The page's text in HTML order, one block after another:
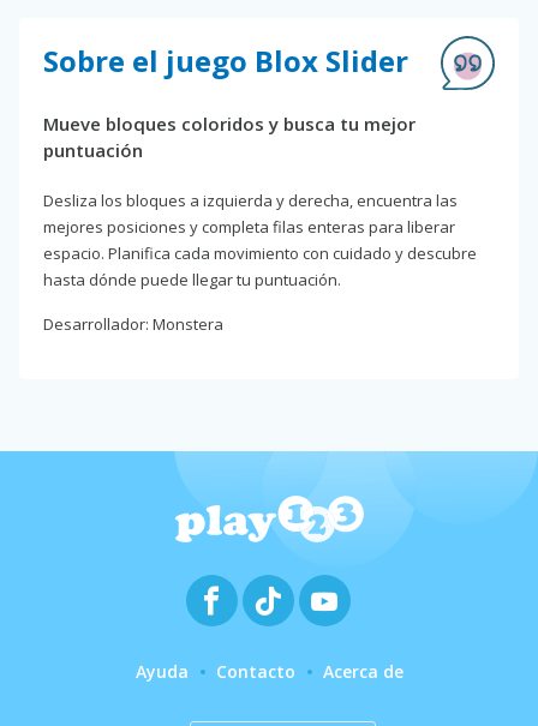
Sobre el juego Blox Slider
Mueve bloques coloridos y busca tu mejor
puntuación
Desliza los bloques a izquierda y derecha, encuentra las
mejores posiciones y completa filas enteras para liberar
espacio. Planifica cada movimiento con cuidado y descubre
hasta dónde puede llegar tu puntuación.
Desarrollador: Monstera
Ayuda Contacto Acerca de